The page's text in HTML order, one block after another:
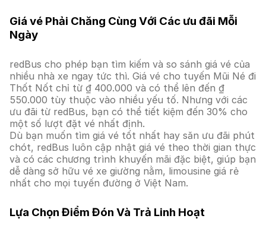
Giá vé Phải Chăng Cùng Với Các ưu đãi Mỗi
Ngày
redBus cho phép bạn tìm kiếm và so sánh giá vé của
nhiều nhà xe ngay tức thì. Giá vé cho tuyến Mũi Né đi
Thốt Nốt chỉ từ ₫ 400.000 và có thể lên đến ₫
550.000 tùy thuộc vào nhiều yếu tố. Nhưng với các
ưu đãi từ redBus, bạn có thể tiết kiệm đến 30% cho
một số lượt đặt vé nhất định.
Dù bạn muốn tìm giá vé tốt nhất hay săn ưu đãi phút
chót, redBus luôn cập nhật giá vé theo thời gian thực
và có các chương trình khuyến mãi đặc biệt, giúp bạn
dễ dàng sở hữu vé xe giường nằm, limousine giá rẻ
nhất cho mọi tuyến đường ở Việt Nam.
Lựa Chọn Điểm Đón Và Trả Linh Hoạt